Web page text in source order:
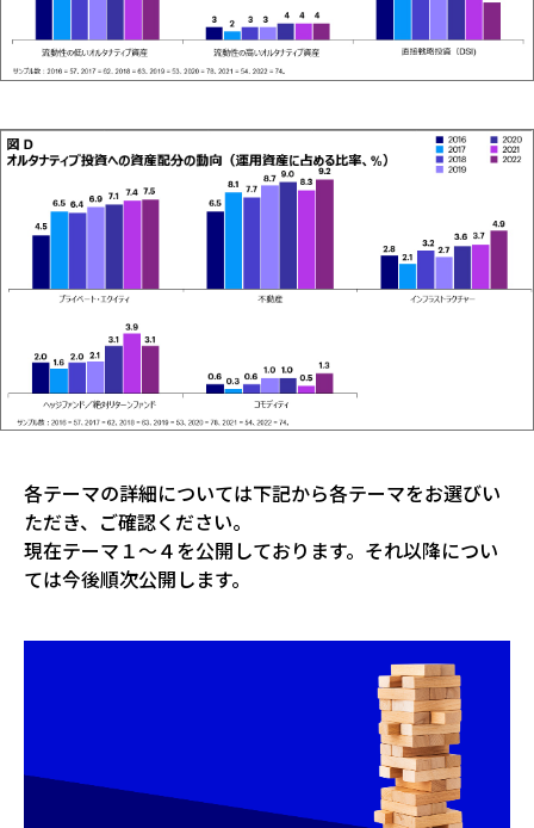
各テーマの詳細については下記から各テーマをお選びい
ただき、ご確認ください。
現在テーマ１〜４を公開しております。それ以降につい
ては今後順次公開します。